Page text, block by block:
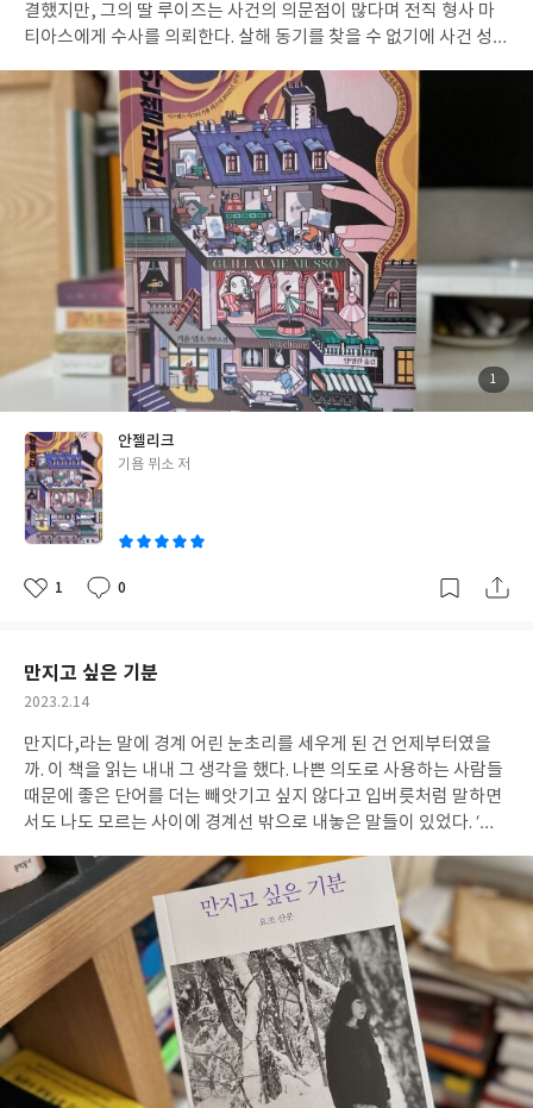
그래서 미궁에 빠진 사건의 증거품이 여기 오면 나는 그 사건을 한
번 더 검토하지. 물론 검토해도 아무것도 안 나오는 경우가 많아. 그
점을 바탕으로 사건을 바라보면 해결하게 될 수도 있다. 나는 그 가
능성에 기대를 거는 거야. _오야마 세이이치로, 「빵의 몸값」 중
붉은 박물관으로 옮겨지는 사건들은 대부분 시효가 만료된 것들이
다. 범인을 밝혀내봤자 형사처벌을 할 수 없는 범죄들이기에 차순위
로 밀려나거나 방치되거나 쉽게 잊히는 범죄들. 밤낮으로 서류만 들
여다보고 있는 사에코의 존재는 그런 의미에서 안심이 되기도 한다.
시간이 얼마나 흐르든 간에 한 사람 정도는 끝까지 붙들고 있다는 걸
알게 하니까. 사에코의 재수사 명령이 반가운 건 사토시만이 아닐 것
이다. 인간미 없는 사에코가 깔아주는 판 위에서 우리는 인간성을 돌
아볼 기회와 사건의 진실, 두뇌 싸움의 즐거움을 모두 얻는다. 오야
마 세이이치로의 작품들은 추리하는 재미만큼 해결 후의 여운이 길
다는 특징이 있다. 보통 사건의 전말을 알게 되면 작품의 흥미도도
뚝 떨어지게 마련인데, 이 책에 실린 작품들은 달랐다. 뒤늦게 몰려
오는 감정들이 강했다. 사건 자체가 너무 충격적이거나, 어처구니없
어서. 과정이 너무 비극적이거나 안타까워서. 결말에 던지는 메시지
가 너무 묵직하고 얼얼해서. 비교적 허술하다거나 식상하다고 느껴
졌던 부분들도 금세 잊고, 작품 자체의 여운만 남았다. 돌아보면 즐
겁게 책을 읽던 나와 책 속에서 고군분투하며 여러 감정을 손에 쥐여
를 받아 작성되었습니다.
결했지만, 그의 딸 루이즈는 사건의 의문점이 많다며 전직 형사 마
티아스에게 수사를 의뢰한다. 살해 동기를 찾을 수 없기에 사건 성립
사가 시작된다. 두 사람이 모은 퍼즐 조각들이 사건의 윤곽을 그려가
고, 그 윤곽은 안젤리크 샤르베라는 이름으로 수렴한다. 그 사이 다
양한 얼굴들이 목격된다. 아는 사람의 모르는 얼굴이. 루이즈가 엄마
의 사생활을 파헤칠 때 그랬던 것처럼 우리도 “보여주고 싶지 않은
누추한 비밀들(181쪽)”을 마주해야 한다. 『안젤리크』는 ‘욕망의
얼굴’을 그리는 소설이다. 타인의 측은한 인생을 보며 자신만 그렇게
사는 게 아니라는 사실에 위로받는 사람처럼, 건너편 집에 드나드는
여자를 훔쳐보다가 홀로 반하는 사람처럼, 내놓고 드러내지는 않지
만 분명 어디서든 존재하고 있을 표정들이 예기치 않은 때에 툭툭 튀
어나온다. 그런 면에서 보면 지금보다 더 나은 삶을 살겠다는 안젤리
크의 욕망은 차라리 익숙한 얼굴이다. 우리는 누구나 더 많은 걸 누
리는 자신을 꿈꾸기에 그 얼굴에서 거부감을 느끼지 않는다. 지금의
나는 “내가 진정으로 추구하는 내가 아(126쪽)”닐뿐, 주인공으로서
마땅히 누려야 할 빛나는 시기가 올 거라는 그의 생각에도 자연스럽
게 공감한다. 기회가 오면 놓치지 않을 거라던 안젤리크의 각오는 얼
마나 응원할만한가. 하지만 욕망이란 분노와 시샘 등 불순한 감정을
포함한 결정체이고, 표면의 색이 짙어질수록 내용물을 보지 못하게
된다. “인간이 인간적일 가능성”은 닭이 하늘을 날 가능성과 맞먹는
히 의미심장해진다. 소설은 결국 무엇이 인간을 인간적이게 하는지
한다. 그럼에도 삶은 결국 내가 욕망하는 것의 이름이라는 사실 또한
부정할 수 없게 만든다. 삶의 좌표를 잃고 권태와 외로움 속에서 하
싶은 일이 생겼기 때문이다. 삶은 “눈 깜짝할 사이에 벌어지는 일”이
고 불행은 “전혀 예상하지 못했던 순간에 닥”치기에, 자신의 욕망을
미루지 않고 쟁취하기로 마음먹었기 때문이다. 이처럼 소설은 욕망
의 전면을 다룬다. 욕망에 따라 선인과 악인을 나누지 않고 그 모든
누릴 수 있는 자신 몫의 기쁨을 떠올려보게 한다. 페이지터너로서의
입지를 굳힌 저자의 작품이기에 재미를 의심할 이유가 없다. 페이지
는 쉼 없이 넘어가고, 뜻밖의 전개에 어리둥절해하기도 한다. 비밀
이 많은 소설은 처음으로 돌아가 다시 읽었을 때 진가를 발휘한다.
이렇게나 능청스러웠다니. 보이는 힌트에 거만을 떨었던 나는 바로
겸손해졌다. ※ 출판사로부터 도서와 소정의 원고료를 지원받았습니
다. ※ 작성자의 솔직한 감상을 바탕으로 작성되었습니다.
첨
부
사
1
안젤리크
글
기욤 뮈소 저
좋
1
댓
0
작
만지고 싶은 기분
작
일
2023.2.14
만지다,라는 말에 경계 어린 눈초리를 세우게 된 건 언제부터였을
까. 이 책을 읽는 내내 그 생각을 했다. 나쁜 의도로 사용하는 사람들
때문에 좋은 단어를 더는 빼앗기고 싶지 않다고 입버릇처럼 말하면
서도 나도 모르는 사이에 경계선 밖으로 내놓은 말들이 있었다. ‘만
쳐다보고 있었다. 그러니까 나는 왜 여기에 있죠? 하는 무구한 눈으
로. 요조의 글들은 내가 이미 알았거나 모르는 틈새에서 반짝거린다.
여기 이런 게 있었어, 나직하게 말하며 내가 미처 보지 못하고 지나
간 삶의 귀엽고 아름다운 부분을 확인시켜준다. 그의 글이 귀한 이유
는 그 과정을 통해서 삶을 조금쯤은 더 좋아할 수 있게 되기 때문이
다. 나는 그가 언제나 명랑하고 쾌활한 사람이 아니기에 좋아한다.
“거의 매일 죽음에 대해서 생각(193쪽)”하는 버릇을 가진 사람이기
에 신뢰할 수 있다. “저토록 돌진하는 기쁨과 명랑함은 얼마만큼의
고통과 슬픔을 알았어야 가능해지는 것일까(250쪽)”, 생기 어린 그